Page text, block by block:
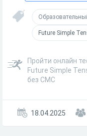
Future Simple
Пройти онлайн
Future Simple
без СМС
18.04.2025